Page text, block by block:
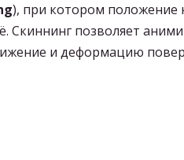
), при котором положение
Скиннинг позволяет
и деформацию